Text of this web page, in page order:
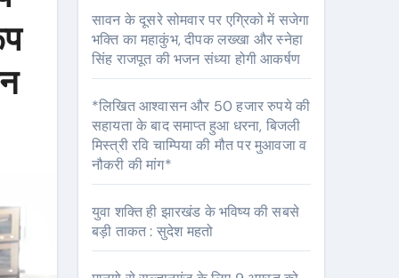
सावन के दूसरे सोमवार पर एग्रिको में सजेगा
भक्ति का महाकुंभ, दीपक लख्खा और स्नेहा
सिंह राजपूत की भजन संध्या होगी आकर्षण
*लिखित आश्वासन और 50 हजार रुपये की
सहायता के बाद समाप्त हुआ धरना, बिजली
मिस्त्री रवि चाम्पिया की मौत पर मुआवजा व
नौकरी की मांग*
युवा शक्ति ही झारखंड के भविष्य की सबसे
बड़ी ताकत : सुदेश महतो